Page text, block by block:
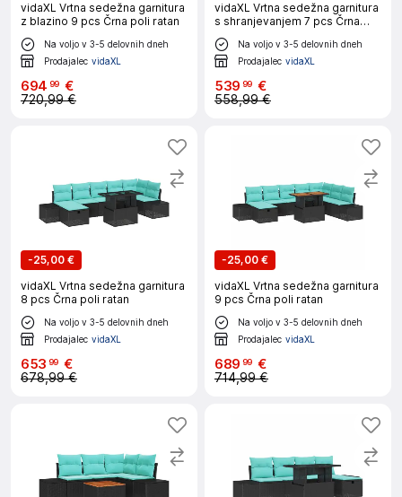
vidaXL Vrtna sedežna garnitura
z blazino 9 pcs Črna poli ratan
Na voljo v 3-5 delovnih dneh
Prodajalec vidaXL
694 99 €
720,99 €
vidaXL Vrtna sedežna garnitura
s shranjevanjem 7 pcs Črna
Poly ratan
Na voljo v 3-5 delovnih dneh
Prodajalec vidaXL
539 99 €
558,99 €
-25,00 €
vidaXL Vrtna sedežna garnitura
8 pcs Črna poli ratan
Na voljo v 3-5 delovnih dneh
Prodajalec vidaXL
653 99 €
678,99 €
-25,00 €
vidaXL Vrtna sedežna garnitura
9 pcs Črna poli ratan
Na voljo v 3-5 delovnih dneh
Prodajalec vidaXL
689 99 €
714,99 €